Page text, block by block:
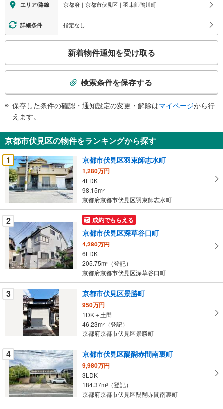
エリア/路線 京都府｜京都市伏見区｜羽束師鴨川町
詳細条件 指定なし
検
知
を
受
け
取
る
条
件
マ
イ
ペ
ジ
に
る
新着物件通知を受け取る
検索条件を保存する
保存した条件の確認・通知設定の変更・解除はマイページから行
えます。
京都市伏見区の物件をランキングから探す
1
京都市伏見区羽束師志水町
1,280万円
4LDK
98.15m2
京都府京都市伏見区羽束師志水町
2 成約でもらえる
京都市伏見区深草谷口町
4,280万円
6LDK
205.75m2
（登記）
京都府京都市伏見区深草谷口町
3 京都市伏見区景勝町
950万円
1DK＋土間
46.23m2
（登記）
京都府京都市伏見区景勝町
4 京都市伏見区醍醐赤間南裏町
9,980万円
3LDK
184.37m2
（登記）
京都府京都市伏見区醍醐赤間南裏町